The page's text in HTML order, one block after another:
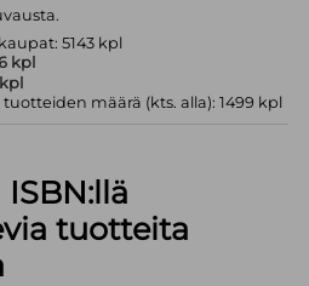
5143 kpl
kpl
määrä (kts. alla): 1499 kpl
tuotteita